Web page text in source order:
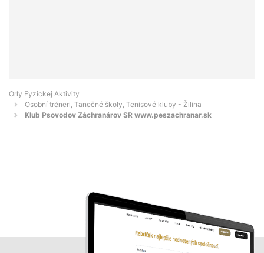
Orly Fyzickej Aktivity
Osobní tréneri, Tanečné školy, Tenisové kluby - Žilina
Klub Psovodov Záchranárov SR www.peszachranar.sk